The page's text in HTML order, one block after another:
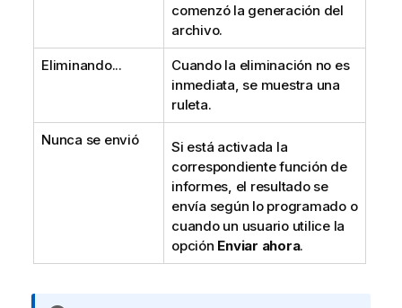
comenzó la generación del
archivo.
Eliminando...
Cuando la eliminación no es
inmediata, se muestra una
ruleta.
Nunca se envió
Si está activada la
correspondiente función de
informes, el resultado se
envía según lo programado o
cuando un usuario utilice la
opción Enviar ahora.